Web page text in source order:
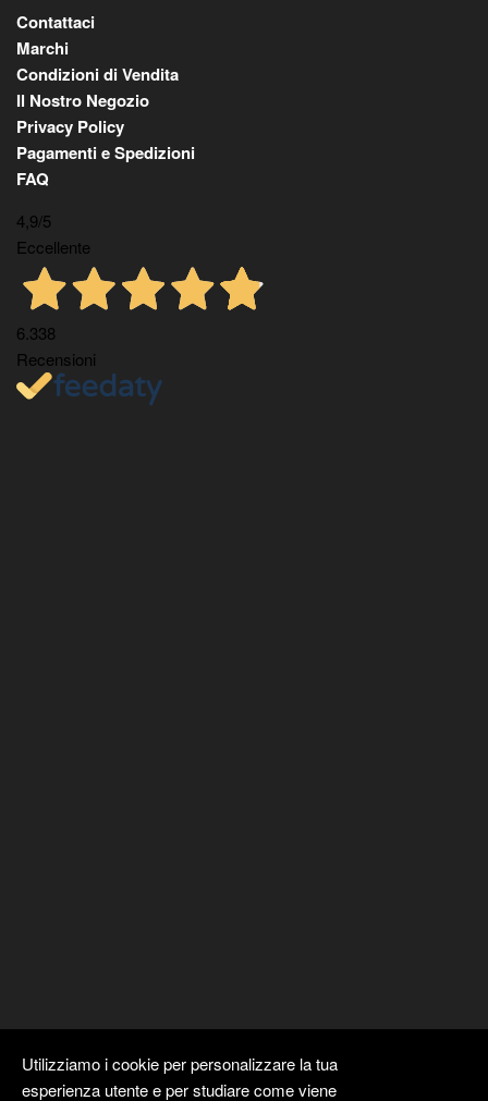
Contattaci
Marchi
Condizioni di Vendita
Il Nostro Negozio
Privacy Policy
Pagamenti e Spedizioni
FAQ
4,9/5
Eccellente
6.338
Recensioni
Utilizziamo i cookie per personalizzare la tua
esperienza utente e per studiare come viene